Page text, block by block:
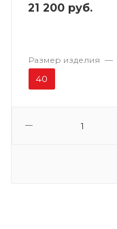
21 200 руб.
Размер изделия —
40